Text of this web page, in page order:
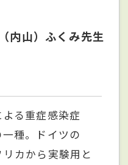
内山）ふくみ先生
る重症感染症
種。ドイツの
カから実験用と